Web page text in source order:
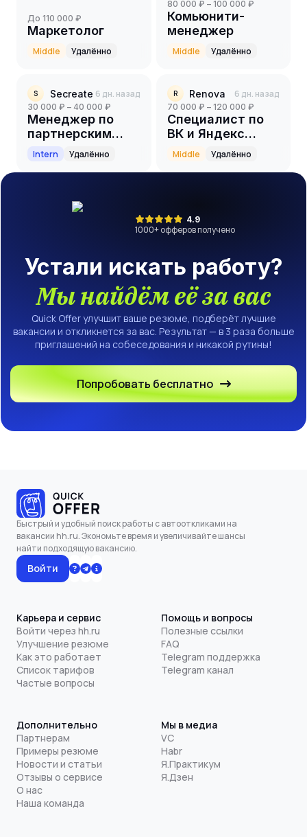
до 110 000 ₽
Маркетолог
Middle Удалённо
80 000 ₽ – 100 000 ₽
Комьюнити-
менеджер
Middle Удалённо
S Secreate 6 дн. назад
30 000 ₽ – 40 000 ₽
Менеджер по
партнерским
программам
(стажер)
Intern Удалённо
R Renova 6 дн. назад
70 000 ₽ – 120 000 ₽
Специалист по
ВК и Яндекс
Директ
Middle Удалённо
4.9
1000+ офферов получено
Устали искать работу?
Мы найдём её за вас
Quick Offer улучшит ваше резюме, подберёт лучшие
вакансии и откликнется за вас. Результат — в 3 раза больше
приглашений на собеседования и никакой рутины!
Попробовать бесплатно
Быстрый и удобный поиск работы с автооткликами на
вакансии hh.ru. Экономьте время и увеличивайте шансы
найти подходящую вакансию.
Войти
Карьера и сервис
Войти через hh.ru
Улучшение резюме
Как это работает
Список тарифов
Частые вопросы
Помощь и вопросы
Полезные ссылки
FAQ
Telegram поддержка
Telegram канал
Дополнительно
Партнерам
Примеры резюме
Новости и статьи
Отзывы о сервисе
О нас
Наша команда
Мы в медиа
VC
Habr
Я.Практикум
Я.Дзен